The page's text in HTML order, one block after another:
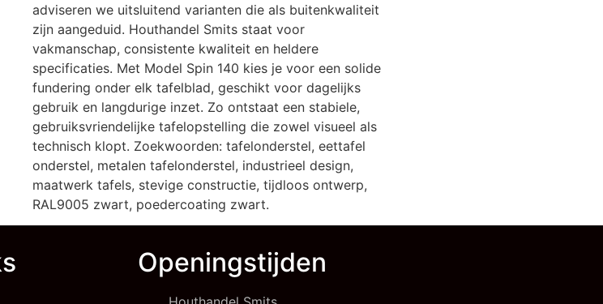
adviseren we uitsluitend varianten die als buitenkwaliteit
zijn aangeduid. Houthandel Smits staat voor
vakmanschap, consistente kwaliteit en heldere
specificaties. Met Model Spin 140 kies je voor een solide
fundering onder elk tafelblad, geschikt voor dagelijks
gebruik en langdurige inzet. Zo ontstaat een stabiele,
gebruiksvriendelijke tafelopstelling die zowel visueel als
technisch klopt. Zoekwoorden: tafelonderstel, eettafel
onderstel, metalen tafelonderstel, industrieel design,
maatwerk tafels, stevige constructie, tijdloos ontwerp,
RAL9005 zwart, poedercoating zwart.
Openingstijden